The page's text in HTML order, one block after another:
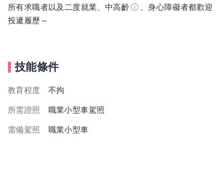
所有求職者以及二度就業、中高齡
、身心障礙者都歡迎
投遞履歷～
技能條件
教育程度 不拘
所需證照 職業小型車駕照
需備駕照 職業小型車